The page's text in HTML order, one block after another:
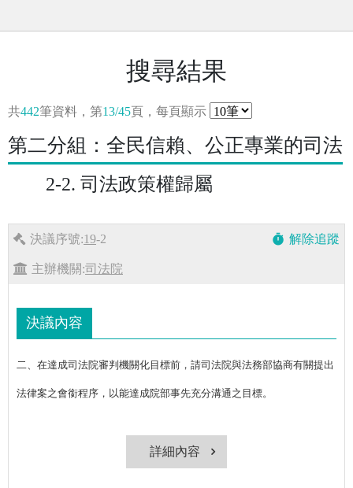
搜尋結果
共442筆資料，第13/45頁，每頁顯示
第二分組：全民信賴、公正專業的司法
2-2. 司法政策權歸屬
決議序號:19-2 timer 解除追蹤
主辦機關:司法院
決議內容
二、在達成司法院審判機關化目標前，請司法院與法務部協商有關提出
法律案之會銜程序，以能達成院部事先充分溝通之目標。
詳細內容